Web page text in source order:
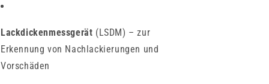
Lackdickenmessgerät (LSDM) – zur
Erkennung von Nachlackierungen und
Vorschäden